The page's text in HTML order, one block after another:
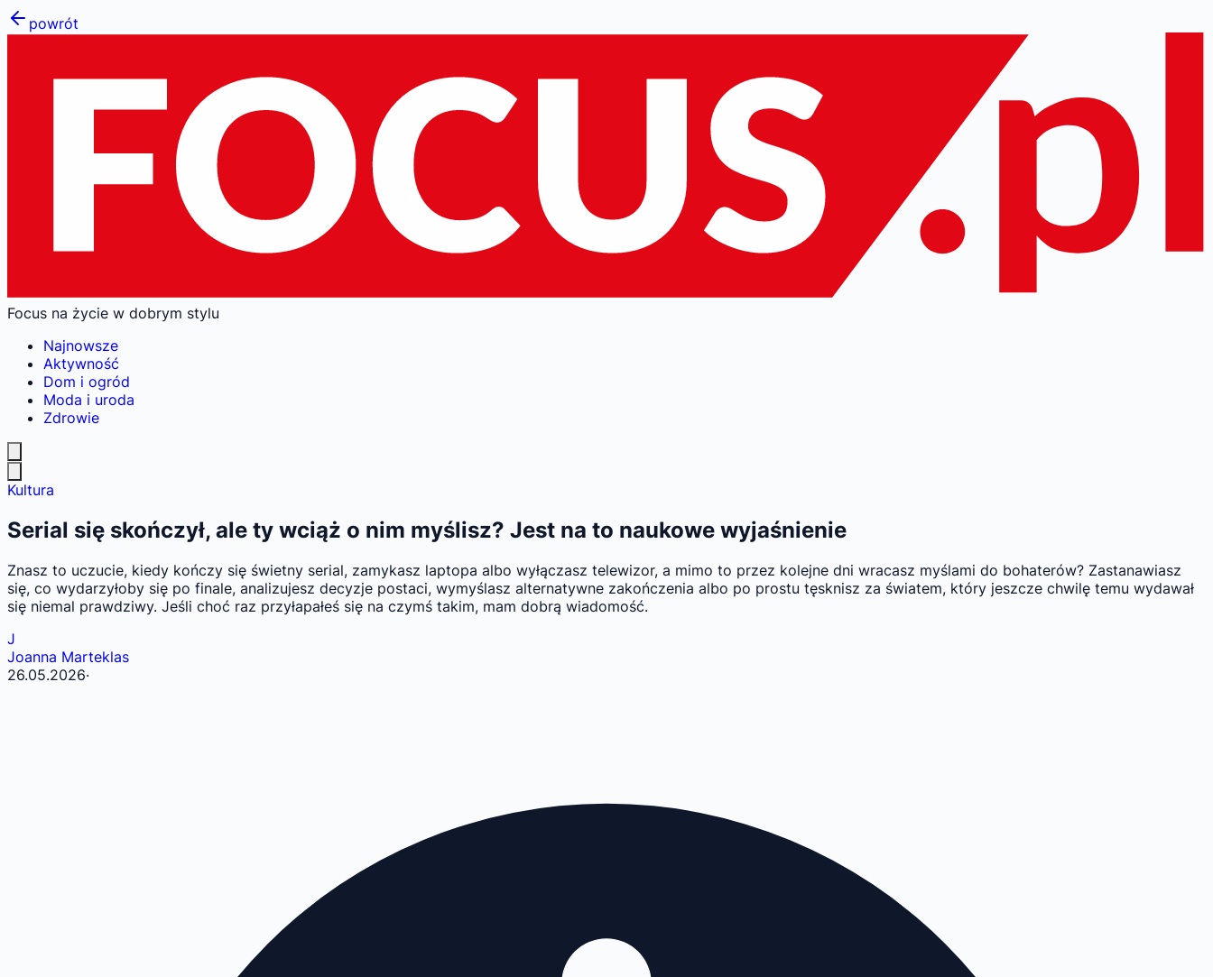
powrót
Focus na życie w dobrym stylu
Najnowsze
Aktywność
Dom i ogród
Moda i uroda
Zdrowie
Kultura
Serial się skończył, ale ty wciąż o nim myślisz? Jest na to naukowe wyjaśnienie
Znasz to uczucie, kiedy kończy się świetny serial, zamykasz laptopa albo wyłączasz telewizor, a mimo to przez kolejne dni wracasz myślami do bohaterów? Zastanawiasz
się, co wydarzyłoby się po finale, analizujesz decyzje postaci, wymyślasz alternatywne zakończenia albo po prostu tęsknisz za światem, który jeszcze chwilę temu wydawał
się niemal prawdziwy. Jeśli choć raz przyłapałeś się na czymś takim, mam dobrą wiadomość.
J
Joanna Marteklas
26.05.2026·